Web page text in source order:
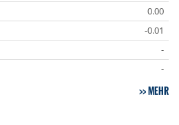
0.00
-0.01
-
-
MEHR